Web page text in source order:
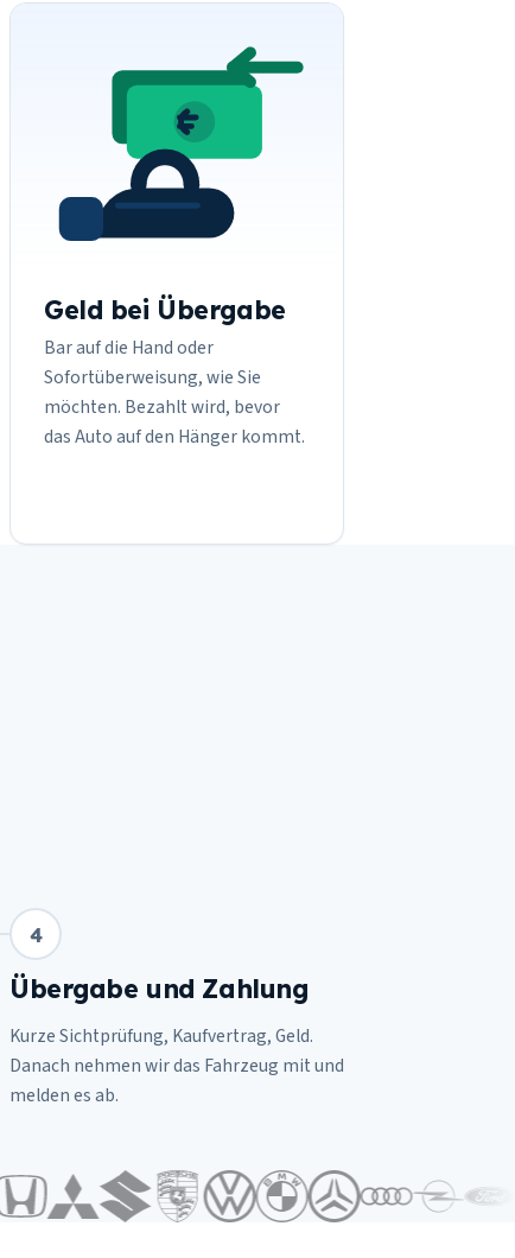
Geld bei Übergabe
Bar auf die Hand oder
Sofortüberweisung, wie Sie
möchten. Bezahlt wird, bevor
das Auto auf den Hänger kommt.
4
Übergabe und Zahlung
Kurze Sichtprüfung, Kaufvertrag, Geld.
Danach nehmen wir das Fahrzeug mit und
melden es ab.